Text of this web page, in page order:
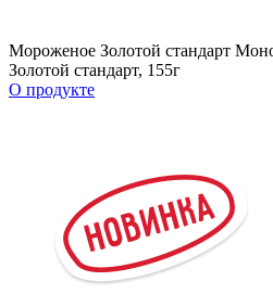
Мороженое Золотой стандарт
Золотой стандарт, 155г
О продукте